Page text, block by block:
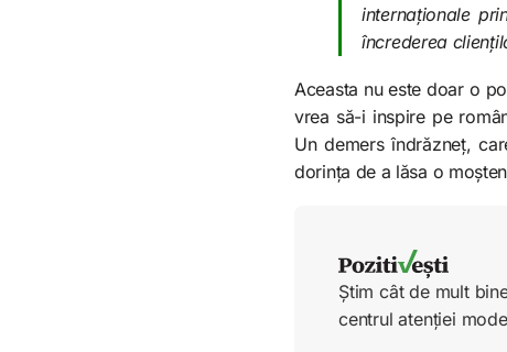
internaționale
încrederea
Aceasta nu este doar o
vrea să-i inspire pe
Un demers îndrăzneț,
dorința de a lăsa o
Știm cât de mult
centrul atenției